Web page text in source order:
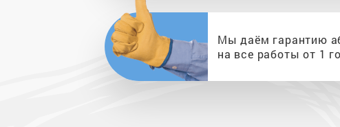
Мы даём гарантию
на все работы от 1